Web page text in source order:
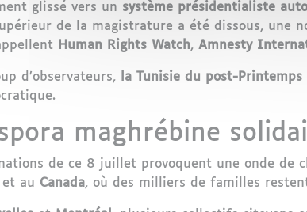
glissé vers un système présidentialiste
de la magistrature a été dissous,
Human Rights Watch, Amnesty
d’observateurs, la Tunisie du post-
maghrébine
de ce 8 juillet provoquent une onde de
et au Canada, où des milliers de familles